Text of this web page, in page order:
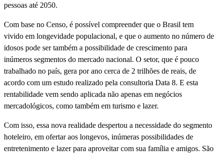
pessoas até 2050.
Com base no Censo, é possí­vel compreender que o Brasil tem
vivido em longevidade populacional, e que o aumento no número de
idosos pode ser também a possibilidade de crescimento para
inúmeros segmentos do mercado nacional. O setor, que é pouco
trabalhado no paí­s, gera por ano cerca de 2 trilhões de reais, de
acordo com um estudo realizado pela consultoria Data 8. E esta
rentabilidade vem sendo aplicada não apenas em negócios
mercadológicos, como também em turismo e lazer.
Com isso, essa nova realidade despertou a necessidade do segmento
hoteleiro, em ofertar aos longevos, inúmeras possibilidades de
entretenimento e lazer para aproveitar com sua famí­lia e amigos. São